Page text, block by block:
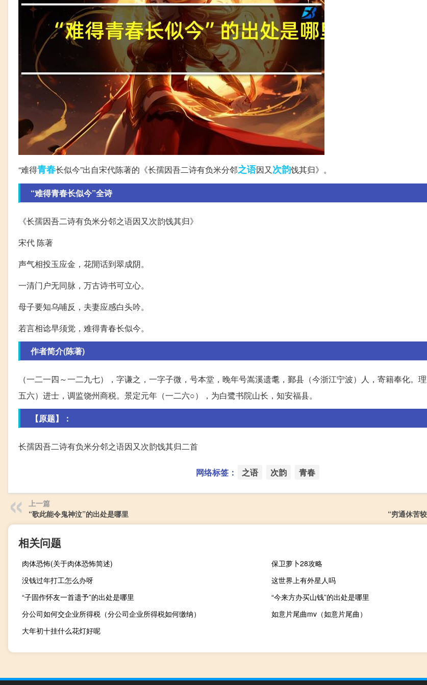
“难得青春长似今”出自宋代陈著的《长孺因吾二诗有负米分邻之语因又次韵饯其归》。
“难得青春长似今”全诗
《长孺因吾二诗有负米分邻之语因又次韵饯其归》
宋代 陈著
声气相投玉应金，花閒话到翠成阴。
一清门户无同脉，万古诗书可立心。
母子要知乌哺反，夫妻应感白头吟。
若言相谂早须觉，难得青春长似今。
作者简介(陈著)
（一二一四～一二九七），字谦之，一字子微，号本堂，晚年号嵩溪遗耄，鄞县（今浙江宁波）人，寄籍奉化。
五六）进士，调监饶州商税。景定元年（一二六○），为白鹭书院山长，知安福县。
【原题】：
长孺因吾二诗有负米分邻之语因又次韵饯其归二首
网络标签： 之语 次韵 青春
上一篇
“歌此能令鬼神泣”的出处是哪里
“穷通休苦
相关问题
肉体恐怖(关于肉体恐怖简述)
保卫萝卜28攻略
没钱过年打工怎么办呀
这世界上有外星人吗
“子固作怀友一首遗予”的出处是哪里
“今来方办买山钱”的出处是哪里
分公司如何交企业所得税（分公司企业所得税如何缴纳）
如意片尾曲mv（如意片尾曲）
大年初十挂什么花灯好呢